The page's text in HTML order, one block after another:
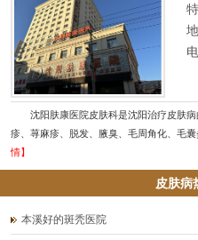
沈阳肤康医院皮肤科是沈阳治疗皮肤
疹、荨麻疹、脱发、腋臭、毛周角化、毛
情】
皮肤病
本溪好的斑秃医院